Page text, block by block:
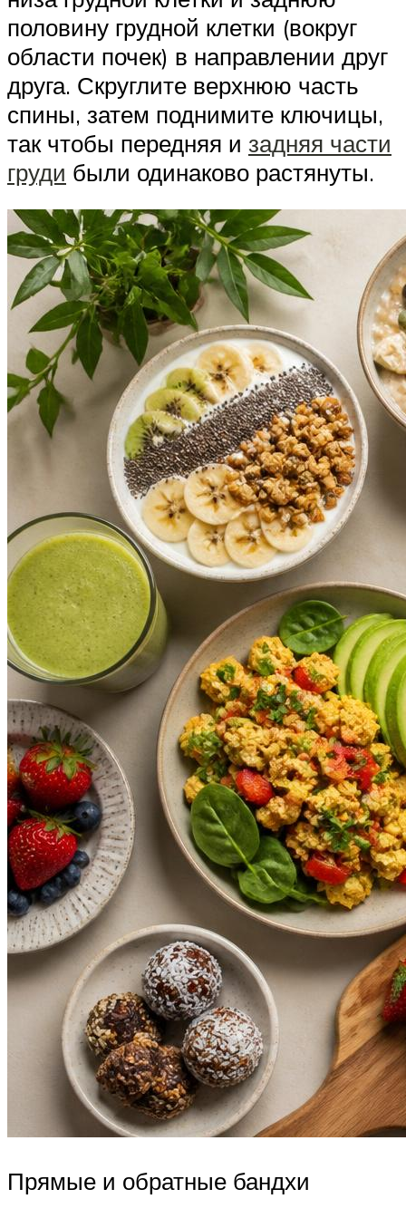
половину грудной клетки (вокруг
области почек) в направлении друг
друга. Скруглите верхнюю часть
спины, затем поднимите ключицы,
так чтобы передняя и задняя части
груди были одинаково растянуты.
Прямые и обратные бандхи